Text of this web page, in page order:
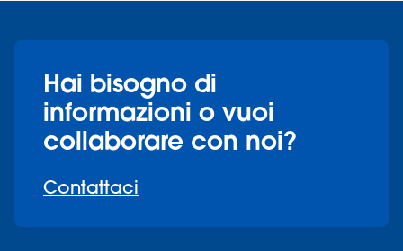
Hai bisogno di
informazioni o vuoi
collaborare con noi?
Contattaci